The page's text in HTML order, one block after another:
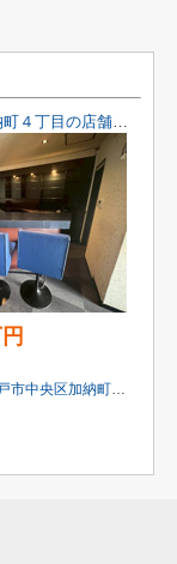
神戸市中央区加納町４丁目の店舗一部
市中央区加納町４丁目9-29